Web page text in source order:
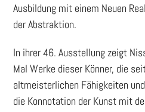
Ausbildung mit einem Neuen
der Abstraktion.
In ihrer 46. Ausstellung zeigt
Mal Werke dieser Könner, die
altmeisterlichen Fähigkeiten
die Konnotation der Kunst mit